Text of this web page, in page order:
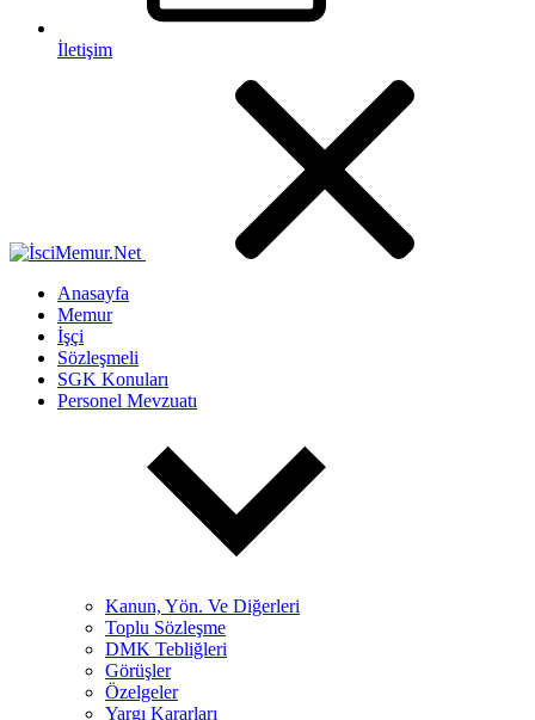
İletişim
Anasayfa
Memur
İşçi
Sözleşmeli
SGK Konuları
Personel Mevzuatı
Kanun, Yön. Ve Diğerleri
Toplu Sözleşme
DMK Tebliğleri
Görüşler
Özelgeler
Yargı Kararları